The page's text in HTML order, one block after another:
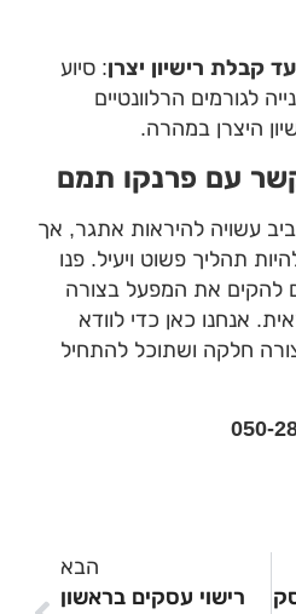
רישיון יצרן: סיוע
הרלוונטיים
במהרה.
פרנקו תמם
להיראות אתגר, אך
פשוט ויעיל. פנו
את המפעל בצורה
כאן כדי לוודא
ושתוכל להתחיל
רישוי עסקים בראשון